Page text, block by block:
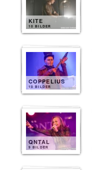
KITE
10 BILDER
COPPELIUS
10 BILDER
QNTAL
9 BILDER